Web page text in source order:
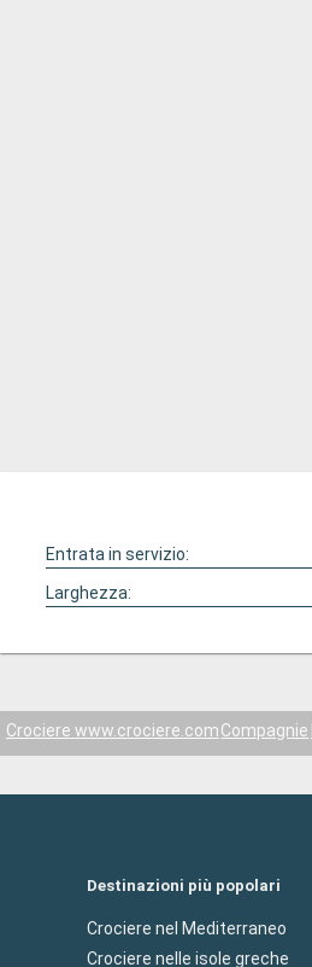
Entrata in servizio:
Larghezza:
Crociere www.crociere.comCompagnie
Destinazioni più popolari
Crociere nel Mediterraneo
Crociere nelle isole greche